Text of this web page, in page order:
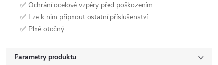
✅ Ochrání ocelové vzpěry před poškozením
✅ Lze k nim připnout ostatní příslušenství
✅ Plně otočný
Parametry produktu